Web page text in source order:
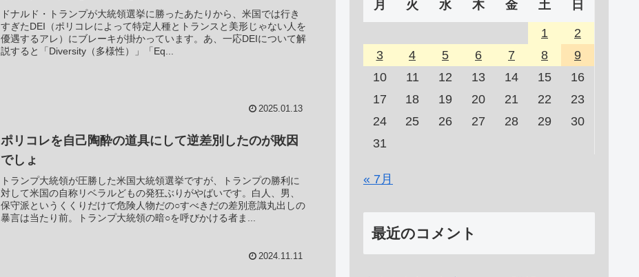
ドナルド・トランプが大統領選挙に勝ったあたりから、米国では行き
すぎたDEI（ポリコレによって特定人種とトランスと美形じゃない人を
優遇するアレ）にブレーキが掛かっています。あ、一応DEIについて解
説すると「Diversity（多様性）」「Eq...
2025.01.13
ポリコレを自己陶酔の道具にして逆差別したのが敗因
でしょ
トランプ大統領が圧勝した米国大統領選挙ですが、トランプの勝利に
対して米国の自称リベラルどもの発狂ぶりがやばいです。白人、男、
保守派というくくりだけで危険人物だの○すべきだの差別意識丸出しの
暴言は当たり前。トランプ大統領の暗○を呼びかける者ま...
2024.11.11
月 火 水 木 金 土 日
1
2
3
4 5 6 7 8
9
10
11 12 13 14 15
16
17
18 19 20 21 22
23
24
25 26 27 28 29
30
31
« 7月
最近のコメント